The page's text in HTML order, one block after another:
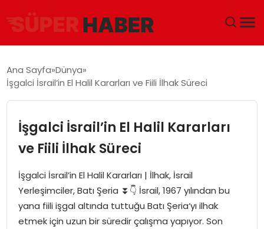
GÜNDEM
DÜNYA
EĞITIM
EKONOMI
MAGAZIN
Ana Sayfa Dünya
İşgalci İsrail’in El Halil Kararları ve Fiili İlhak Süreci
İşgalci İsrail’in El Halil Kararları
ve Fiili İlhak Süreci
İşgalci İsrail’in El Halil Kararları | İlhak, İsrail
Yerleşimciler, Batı Şeria ⏬👇 İsrail, 1967 yılından bu
yana fiili işgal altında tuttuğu Batı Şeria‘yı ilhak
etmek için uzun bir süredir çalışma yapıyor. Son